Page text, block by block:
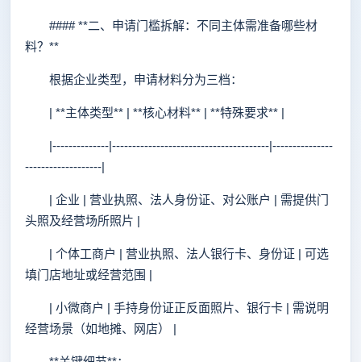
#### **二、申请门槛拆解：不同主体需准备哪些材
料？**
根据企业类型，申请材料分为三档：
| **主体类型** | **核心材料** | **特殊要求** |
|--------------|---------------------------------------|---------------
-------------------|
| 企业 | 营业执照、法人身份证、对公账户 | 需提供门
头照及经营场所照片 |
| 个体工商户 | 营业执照、法人银行卡、身份证 | 可选
填门店地址或经营范围 |
| 小微商户 | 手持身份证正反面照片、银行卡 | 需说明
经营场景（如地摊、网店） |